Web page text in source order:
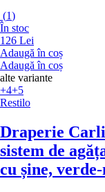
(1)
În stoc
126 Lei
Adaugă în coș
Adaugă în coș
alte variante
+4+5
Restilo
Draperie Carli
sistem de
cu șine,